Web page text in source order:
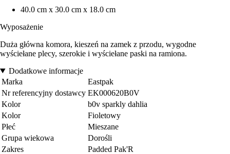
40.0 cm x 30.0 cm x 18.0 cm
Wyposażenie
Duża główna komora, kieszeń na zamek z przodu, wygodne
wyściełane plecy, szerokie i wyściełane paski na ramiona.
Dodatkowe informacje
Marka
Eastpak
Nr referencyjny dostawcy EK000620B0V
Kolor
b0v sparkly dahlia
Kolor
Fioletowy
Płeć
Mieszane
Grupa wiekowa
Dorośli
Zakres
Padded Pak'R